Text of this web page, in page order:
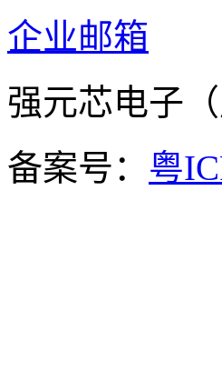
企业邮箱
强元芯电子
备案号： 粤